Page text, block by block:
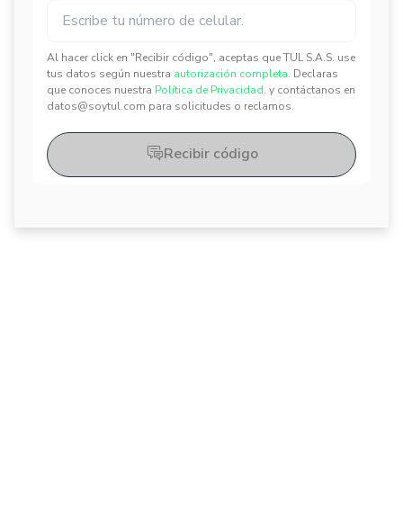
Al hacer click en "Recibir código", aceptas que TUL S.A.S. use
tus datos según nuestra autorización completa. Declaras
que conoces nuestra Política de Privacidad. y contáctanos en
datos@soytul.com para solicitudes o reclamos.
Recibir código